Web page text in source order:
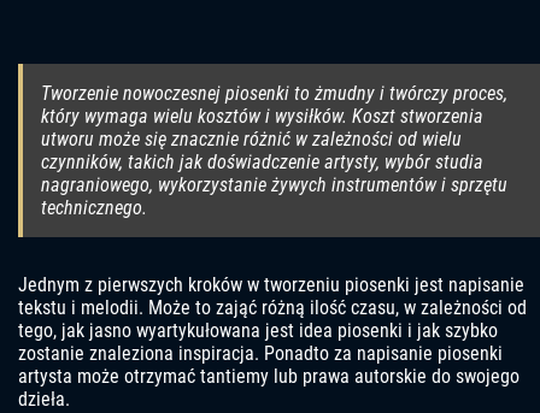
Tworzenie nowoczesnej piosenki to żmudny i twórczy proces,
który wymaga wielu kosztów i wysiłków. Koszt stworzenia
utworu może się znacznie różnić w zależności od wielu
czynników, takich jak doświadczenie artysty, wybór studia
nagraniowego, wykorzystanie żywych instrumentów i sprzętu
technicznego.
Jednym z pierwszych kroków w tworzeniu piosenki jest napisanie
tekstu i melodii. Może to zająć różną ilość czasu, w zależności od
tego, jak jasno wyartykułowana jest idea piosenki i jak szybko
zostanie znaleziona inspiracja. Ponadto za napisanie piosenki
artysta może otrzymać tantiemy lub prawa autorskie do swojego
dzieła.